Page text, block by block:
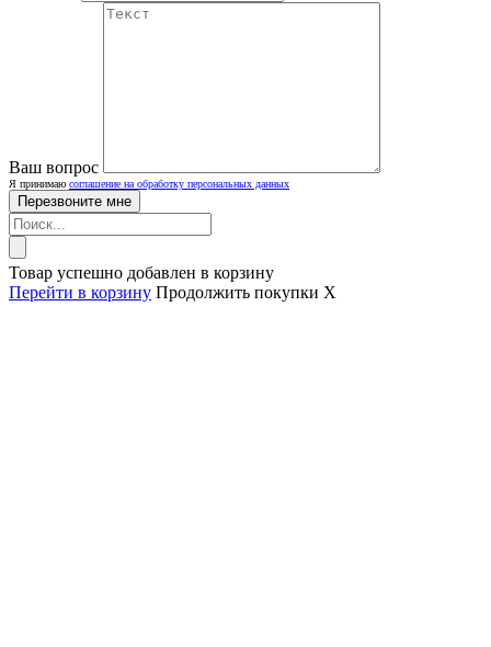
Ваш вопрос
Я принимаю соглашение на обработку персональных данных
Товар успешно добавлен в корзину
Перейти в корзину Продолжить покупки X